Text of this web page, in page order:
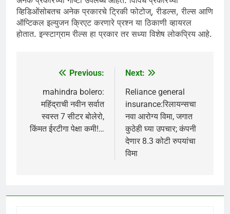
व्हिडिओंसोबतच अनेक प्रकारचे ट्रिकी फोटोज्, रीडल्स, रील्स आणि
ऑप्टिकल इल्युजन क्रिएट करणारे प्रश्न या ठिकाणी व्हायरल
होतात. इन्स्टाग्राम रील्स हा प्रकार तर सध्या विशेष लोकप्रिय आहे.
navigation
Previous:
mahindra bolero:
महिंद्राची नवीन सर्वात
स्वस्त 7 सीटर बोलेरो,
किंमत ईरटीगा पेक्षा कमी!…
Next:
Reliance general
insurance:रिलायन्सचा
नवा आरोग्य विमा, जगात
कुठेही घ्या उपचार; कंपनी
देणार 8.3 कोटी रुपयांचा
विमा